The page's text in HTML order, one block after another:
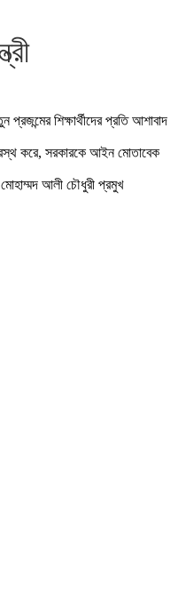
শিক্ষার্থীদের প্রতি আশাবাদ
করে, সরকারকে আইন মোতাবেক
আলী চৌধুরী প্রমুখ